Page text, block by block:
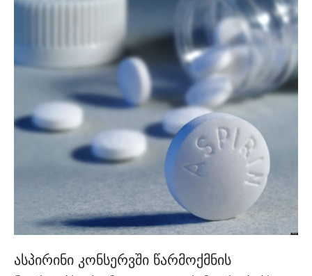
ასპირინი კონსერვში წარმოქმნის